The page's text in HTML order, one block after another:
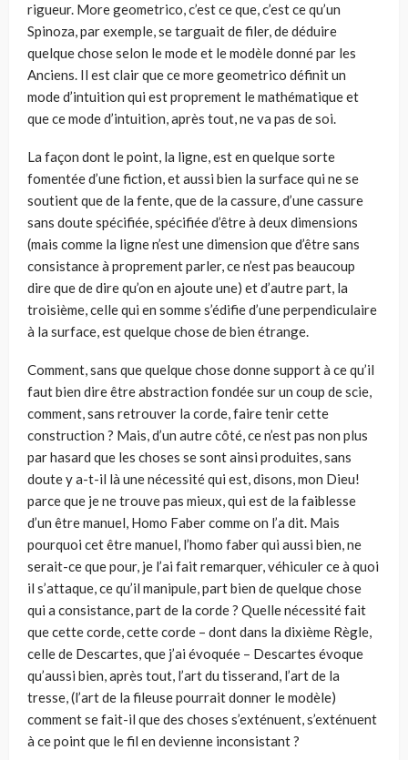
rigueur. More geometrico, c’est ce que, c’est ce qu’un
Spinoza, par exemple, se targuait de filer, de déduire
quelque chose selon le mode et le modèle donné par les
Anciens. Il est clair que ce more geometrico définit un
mode d’intuition qui est proprement le mathématique et
que ce mode d’intuition, après tout, ne va pas de soi.
La façon dont le point, la ligne, est en quelque sorte
fomentée d’une fiction, et aussi bien la surface qui ne se
soutient que de la fente, que de la cassure, d’une cassure
sans doute spécifiée, spécifiée d’être à deux dimensions
(mais comme la ligne n’est une dimension que d’être sans
consistance à proprement parler, ce n’est pas beaucoup
dire que de dire qu’on en ajoute une) et d’autre part, la
troisième, celle qui en somme s’édifie d’une perpendiculaire
à la surface, est quelque chose de bien étrange.
Comment, sans que quelque chose donne support à ce qu’il
faut bien dire être abstraction fondée sur un coup de scie,
comment, sans retrouver la corde, faire tenir cette
construction ? Mais, d’un autre côté, ce n’est pas non plus
par hasard que les choses se sont ainsi produites, sans
doute y a-t-il là une nécessité qui est, disons, mon Dieu!
parce que je ne trouve pas mieux, qui est de la faiblesse
d’un être manuel, Homo Faber comme on l’a dit. Mais
pourquoi cet être manuel, l’homo faber qui aussi bien, ne
serait-ce que pour, je l’ai fait remarquer, véhiculer ce à quoi
il s’attaque, ce qu’il manipule, part bien de quelque chose
qui a consistance, part de la corde ? Quelle nécessité fait
que cette corde, cette corde – dont dans la dixième Règle,
celle de Descartes, que j’ai évoquée – Descartes évoque
qu’aussi bien, après tout, l’art du tisserand, l’art de la
tresse, (l’art de la fileuse pourrait donner le modèle)
comment se fait-il que des choses s’exténuent, s’exténuent
à ce point que le fil en devienne inconsistant ?